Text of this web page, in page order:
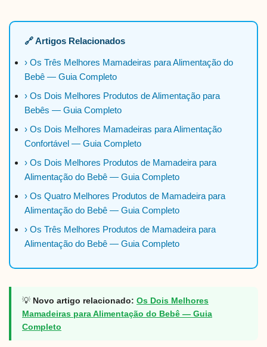
🔗 Artigos Relacionados
› Os Três Melhores Mamadeiras para Alimentação do
Bebê — Guia Completo
› Os Dois Melhores Produtos de Alimentação para
Bebês — Guia Completo
› Os Dois Melhores Mamadeiras para Alimentação
Confortável — Guia Completo
› Os Dois Melhores Produtos de Mamadeira para
Alimentação do Bebê — Guia Completo
› Os Quatro Melhores Produtos de Mamadeira para
Alimentação do Bebê — Guia Completo
› Os Três Melhores Produtos de Mamadeira para
Alimentação do Bebê — Guia Completo
💡 Novo artigo relacionado: Os Dois Melhores
Mamadeiras para Alimentação do Bebê — Guia
Completo